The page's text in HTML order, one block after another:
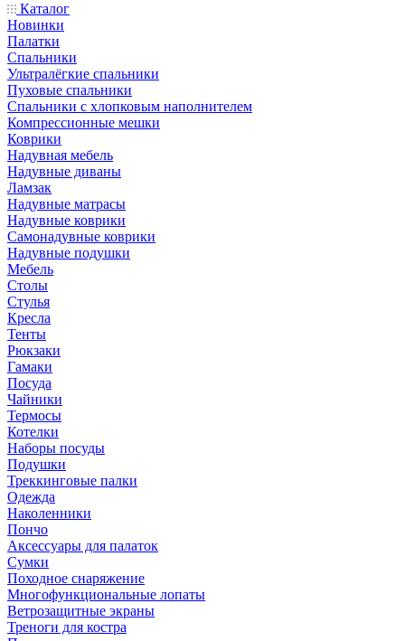
Каталог
Новинки
Палатки
Спальники
Ультралёгкие спальники
Пуховые спальники
Спальники с хлопковым наполнителем
Компрессионные мешки
Коврики
Надувная мебель
Надувные диваны
Ламзак
Надувные матрасы
Надувные коврики
Самонадувные коврики
Надувные подушки
Мебель
Столы
Стулья
Кресла
Тенты
Рюкзаки
Гамаки
Посуда
Чайники
Термосы
Котелки
Наборы посуды
Подушки
Треккинговые палки
Одежда
Наколенники
Пончо
Аксессуары для палаток
Сумки
Походное снаряжение
Многофункциональные лопаты
Ветрозащитные экраны
Треноги для костра